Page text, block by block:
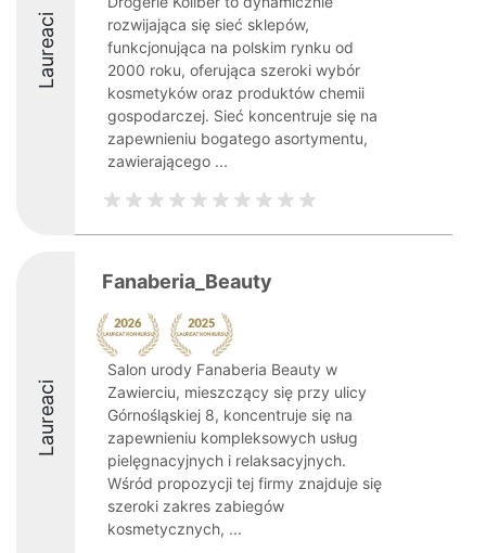
Laureaci
rozwijająca się sieć sklepów,
funkcjonująca na polskim rynku od
2000 roku, oferująca szeroki wybór
kosmetyków oraz produktów chemii
gospodarczej. Sieć koncentruje się na
zapewnieniu bogatego asortymentu,
zawierającego ...
Laureaci
Fanaberia_Beauty
Salon urody Fanaberia Beauty w
Zawierciu, mieszczący się przy ulicy
Górnośląskiej 8, koncentruje się na
zapewnieniu kompleksowych usług
pielęgnacyjnych i relaksacyjnych.
Wśród propozycji tej firmy znajduje się
szeroki zakres zabiegów
kosmetycznych, ...